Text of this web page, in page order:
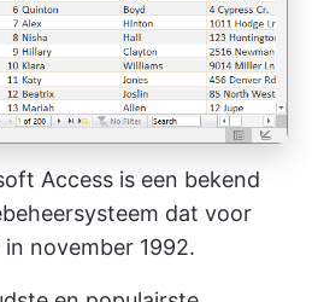
Access is een bekend
dat voor
november 1992.